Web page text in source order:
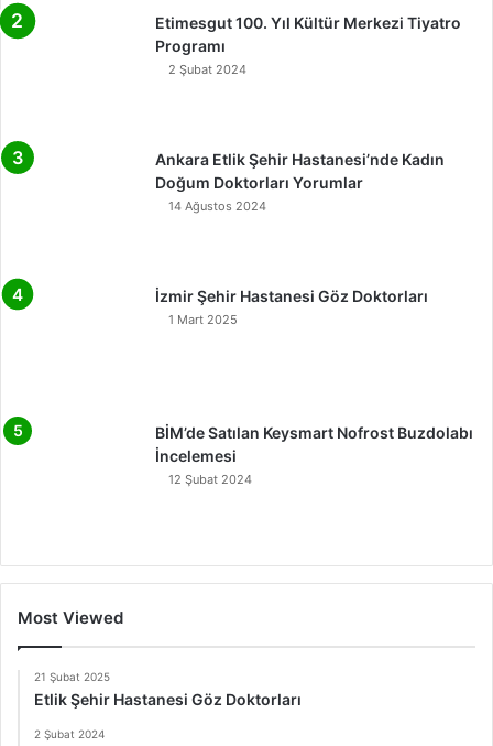
Etimesgut 100. Yıl Kültür Merkezi Tiyatro
Programı
2 Şubat 2024
Ankara Etlik Şehir Hastanesi’nde Kadın
Doğum Doktorları Yorumlar
14 Ağustos 2024
İzmir Şehir Hastanesi Göz Doktorları
1 Mart 2025
BİM’de Satılan Keysmart Nofrost Buzdolabı
İncelemesi
12 Şubat 2024
Most Viewed
21 Şubat 2025
Etlik Şehir Hastanesi Göz Doktorları
2 Şubat 2024